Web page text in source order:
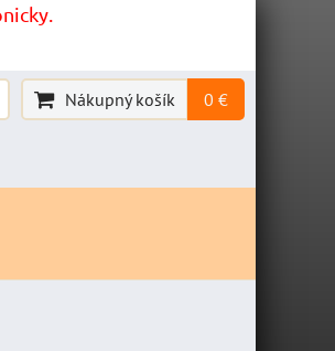
Nákupný košík 0 €